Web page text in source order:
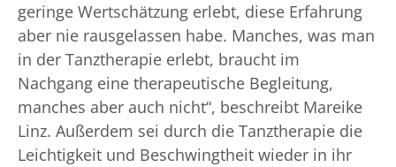
geringe Wertschätzung erlebt, diese Erfahrung
aber nie rausgelassen habe. Manches, was man
in der Tanztherapie erlebt, braucht im
Nachgang eine therapeutische Begleitung,
manches aber auch nicht“, beschreibt Mareike
Linz. Außerdem sei durch die Tanztherapie die
Leichtigkeit und Beschwingtheit wieder in ihr